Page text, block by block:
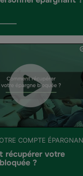
COMPTE
récupérer votre
?